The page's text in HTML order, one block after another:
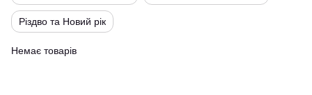
Різдво та Новий рік
Немає товарів